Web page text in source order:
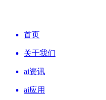
首页
关于我们
ai资讯
ai应用